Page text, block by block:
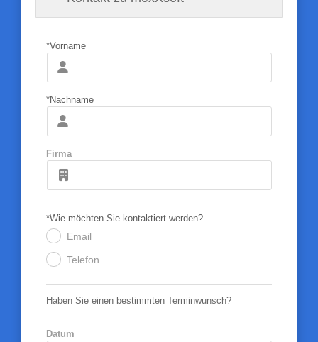
*Vorname
*Nachname
Firma
*Wie möchten Sie kontaktiert werden?
Email
Telefon
Haben Sie einen bestimmten Terminwunsch?
Datum